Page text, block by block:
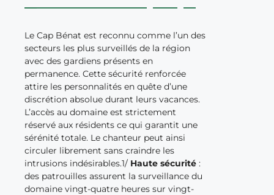
Le Cap Bénat est reconnu comme l’un des
secteurs les plus surveillés de la région
avec des gardiens présents en
permanence. Cette sécurité renforcée
attire les personnalités en quête d’une
discrétion absolue durant leurs vacances.
L’accès au domaine est strictement
réservé aux résidents ce qui garantit une
sérénité totale. Le chanteur peut ainsi
circuler librement sans craindre les
intrusions indésirables.1/ Haute sécurité :
des patrouilles assurent la surveillance du
domaine vingt-quatre heures sur vingt-